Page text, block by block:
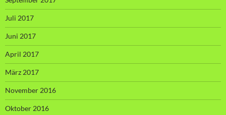
Juli 2017
Juni 2017
April 2017
März 2017
November 2016
Oktober 2016